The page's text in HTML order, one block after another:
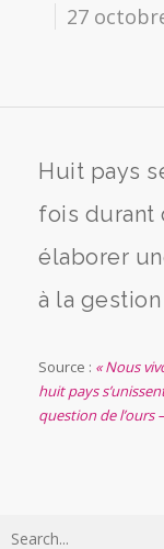
27
Huit pays
fois durant
élaborer
à la gestion
Source : « Nous
huit pays
question de l’ours